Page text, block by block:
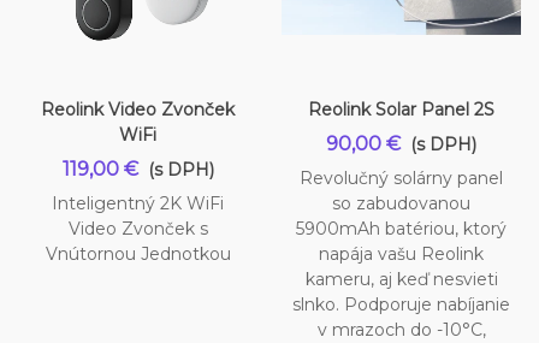
Reolink Video Zvonček
WiFi
119,00 € (s DPH)
Inteligentný 2K WiFi
Video Zvonček s
Vnútornou Jednotkou
Reolink Solar Panel 2S
90,00 € (s DPH)
Revolučný solárny panel
so zabudovanou
5900mAh batériou, ktorý
napája vašu Reolink
kameru, aj keď nesvieti
slnko. Podporuje nabíjanie
v mrazoch do -10°C,